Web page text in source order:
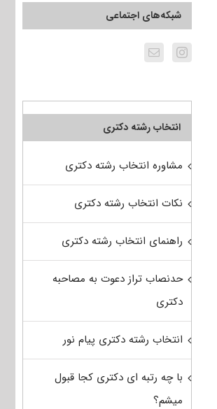
شبکه‌های اجتماعی
انتخاب رشته دکتری
مشاوره انتخاب رشته دکتری
نکات انتخاب رشته دکتری
راهنمای انتخاب رشته دکتری
حدنصاب تراز دعوت به مصاحبه
دکتری
انتخاب رشته دکتری پیام نور
با چه رتبه ای دکتری کجا قبول
میشم؟